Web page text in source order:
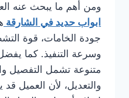
ومن أهم ما يبحث عنه
ابواب حديد في الشارقة
جودة الخامات، قوة
وسرعة التنفيذ. كما
متنوعة تشمل التفصيل
والتعديل، لأن العميل